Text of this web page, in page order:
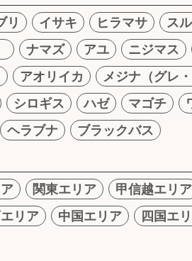
リ イサキ ヒラマサ
ス
ナマズ アユ
ニジマス
アオリイカ
メジナ（グレ
シロギス ハゼ マゴチ
ヘラブナ
ブラックバス
関東エリア
甲信越エリア
リア 中国エリア
四国エ